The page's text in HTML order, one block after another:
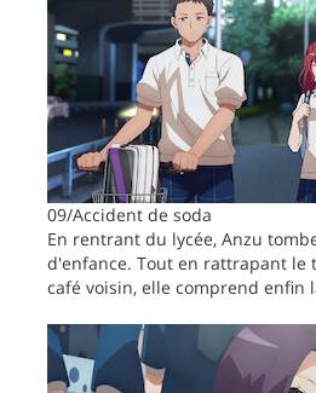
09/Accident de soda
En rentrant du lycée, Anzu
d'enfance. Tout en rattrapant le
café voisin, elle comprend enfin